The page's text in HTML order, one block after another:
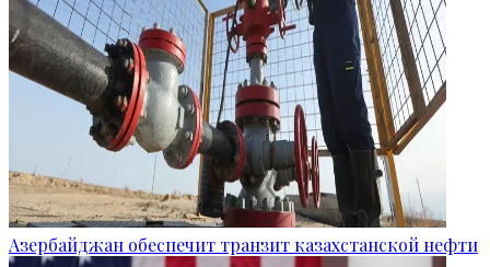
Азербайджан обеспечит транзит казахстанской нефти